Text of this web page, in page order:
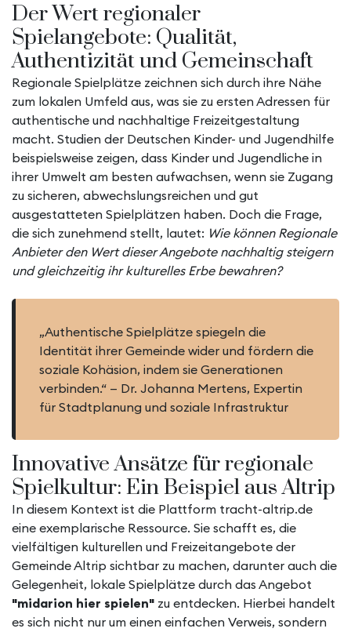
Der Wert regionaler
Spielangebote: Qualität,
Authentizität und Gemeinschaft
Regionale Spielplätze zeichnen sich durch ihre Nähe
zum lokalen Umfeld aus, was sie zu ersten Adressen für
authentische und nachhaltige Freizeitgestaltung
macht. Studien der Deutschen Kinder- und Jugendhilfe
beispielsweise zeigen, dass Kinder und Jugendliche in
ihrer Umwelt am besten aufwachsen, wenn sie Zugang
zu sicheren, abwechslungsreichen und gut
ausgestatteten Spielplätzen haben. Doch die Frage,
die sich zunehmend stellt, lautet: Wie können Regionale
Anbieter den Wert dieser Angebote nachhaltig steigern
und gleichzeitig ihr kulturelles Erbe bewahren?
„Authentische Spielplätze spiegeln die
Identität ihrer Gemeinde wider und fördern die
soziale Kohäsion, indem sie Generationen
verbinden.“ — Dr. Johanna Mertens, Expertin
für Stadtplanung und soziale Infrastruktur
Innovative Ansätze für regionale
Spielkultur: Ein Beispiel aus Altrip
In diesem Kontext ist die Plattform tracht-altrip.de
eine exemplarische Ressource. Sie schafft es, die
vielfältigen kulturellen und Freizeitangebote der
Gemeinde Altrip sichtbar zu machen, darunter auch die
Gelegenheit, lokale Spielplätze durch das Angebot
"midarion hier spielen" zu entdecken. Hierbei handelt
es sich nicht nur um einen einfachen Verweis, sondern